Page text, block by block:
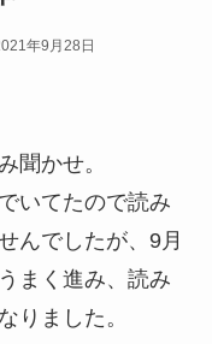
年9月28日
聞かせ。
いてたので読み
んでしたが、9月
まく進み、読み
りました。